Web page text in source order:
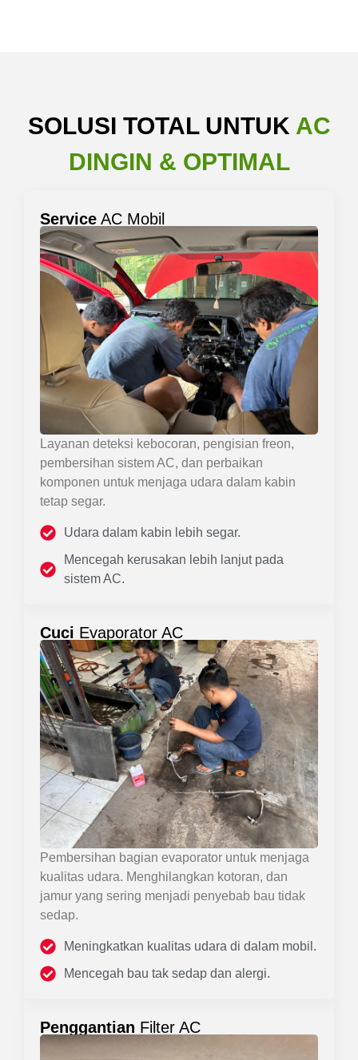
SOLUSI TOTAL UNTUK AC
DINGIN & OPTIMAL
Service AC Mobil
Layanan deteksi kebocoran, pengisian freon,
pembersihan sistem AC, dan perbaikan
komponen untuk menjaga udara dalam kabin
tetap segar.
Udara dalam kabin lebih segar.
Mencegah kerusakan lebih lanjut pada
sistem AC.
Cuci Evaporator AC
Pembersihan bagian evaporator untuk menjaga
kualitas udara. Menghilangkan kotoran, dan
jamur yang sering menjadi penyebab bau tidak
sedap.
Meningkatkan kualitas udara di dalam mobil.
Mencegah bau tak sedap dan alergi.
Penggantian Filter AC